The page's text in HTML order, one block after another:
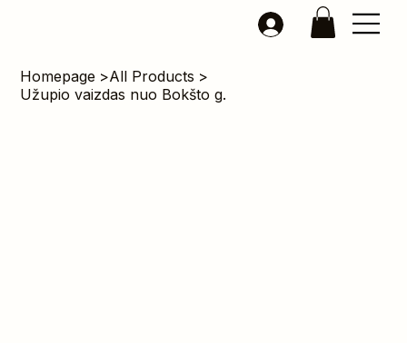
Homepage >All Products >
Užupio vaizdas nuo Bokšto g.